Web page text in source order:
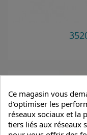
Ce magasin vous
d'optimiser les
réseaux sociaux et la
tiers liés aux réseaux